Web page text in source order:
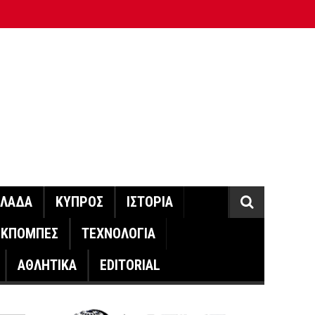
ΚΥΠΡΟΣ
ΙΣΤΟΡΙΑ
ΤΕΧΝΟΛΟΓΙΑ
ΑΘΛΗΤΙΚΑ
EDITORIAL